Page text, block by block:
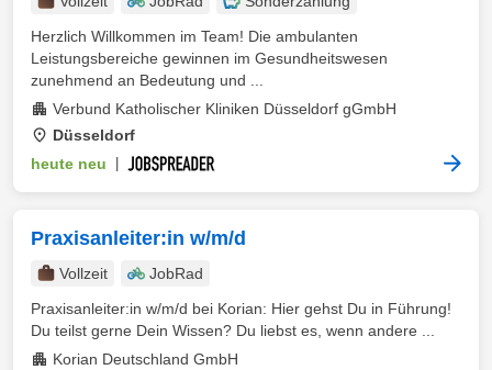
Herzlich Willkommen im Team! Die ambulanten
Leistungsbereiche gewinnen im Gesundheitswesen
zunehmend an Bedeutung und ...
Verbund Katholischer Kliniken Düsseldorf gGmbH
Düsseldorf
heute neu
Praxisanleiter:in w/m/d
Vollzeit
JobRad
Praxisanleiter:in w/m/d bei Korian: Hier gehst Du in Führung!
Du teilst gerne Dein Wissen? Du liebst es, wenn andere ...
Korian Deutschland GmbH